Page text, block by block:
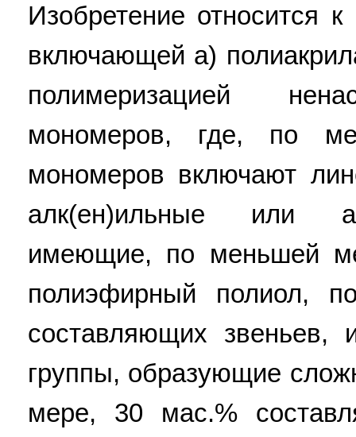
Изобретение относится
включающей а)
полимеризацией
мономеров, где, по
мономеров включают
алк(ен)ильные или
имеющие, по меньшей
полиэфирный полиол,
составляющих звеньев,
группы, образующие
мере, 30 мас.%